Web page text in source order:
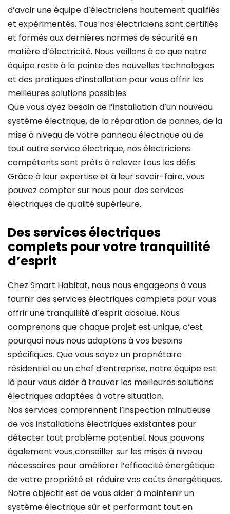
d’avoir une équipe d’électriciens hautement qualifiés
et expérimentés. Tous nos électriciens sont certifiés
et formés aux dernières normes de sécurité en
matière d’électricité. Nous veillons à ce que notre
équipe reste à la pointe des nouvelles technologies
et des pratiques d’installation pour vous offrir les
meilleures solutions possibles.
Que vous ayez besoin de l’installation d’un nouveau
système électrique, de la réparation de pannes, de la
mise à niveau de votre panneau électrique ou de
tout autre service électrique, nos électriciens
compétents sont prêts à relever tous les défis.
Grâce à leur expertise et à leur savoir-faire, vous
pouvez compter sur nous pour des services
électriques de qualité supérieure.
Des services électriques
complets pour votre tranquillité
d’esprit
Chez Smart Habitat, nous nous engageons à vous
fournir des services électriques complets pour vous
offrir une tranquillité d’esprit absolue. Nous
comprenons que chaque projet est unique, c’est
pourquoi nous nous adaptons à vos besoins
spécifiques. Que vous soyez un propriétaire
résidentiel ou un chef d’entreprise, notre équipe est
là pour vous aider à trouver les meilleures solutions
électriques adaptées à votre situation.
Nos services comprennent l’inspection minutieuse
de vos installations électriques existantes pour
détecter tout problème potentiel. Nous pouvons
également vous conseiller sur les mises à niveau
nécessaires pour améliorer l’efficacité énergétique
de votre propriété et réduire vos coûts énergétiques.
Notre objectif est de vous aider à maintenir un
système électrique sûr et performant tout en